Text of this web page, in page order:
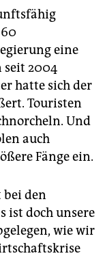
eine
seit 2004
hatte sich der
Touristen
Und
auch
Fänge ein.
bei den
ist doch unsere
wie wir